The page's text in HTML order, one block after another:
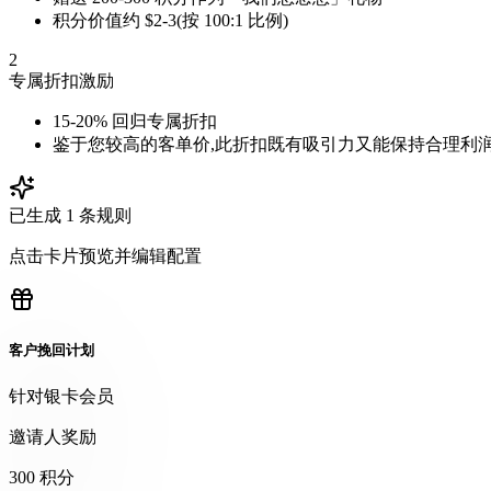
积分价值约 $2-3(按 100:1 比例)
2
专属折扣激励
15-20% 回归专属折扣
鉴于您较高的客单价,此折扣既有吸引力又能保持合理利
已生成 1 条规则
点击卡片预览并编辑配置
客户挽回计划
针对银卡会员
邀请人奖励
300 积分